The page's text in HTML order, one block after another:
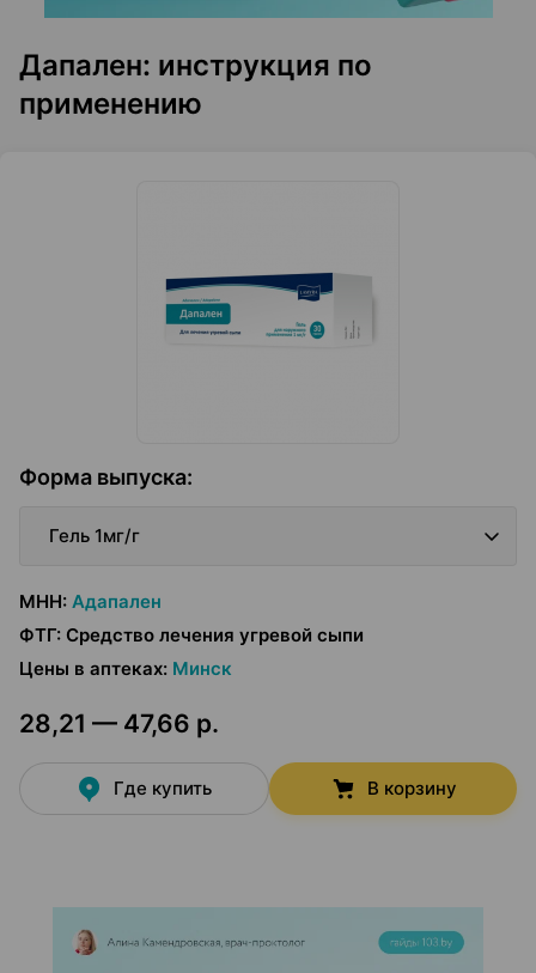
Дапален: инструкция по
применению
Форма выпуска:
Гель 1мг/г
МНН: Адапален
ФТГ: Средство лечения угревой сыпи
Цены в аптеках: Минск
28,21 — 47,66 р.
Где купить В корзину